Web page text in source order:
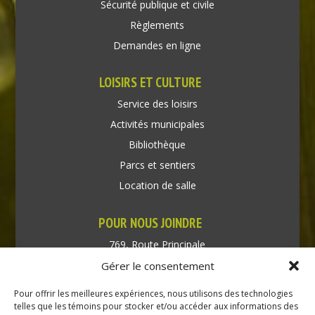
Gérer le consentement
Pour offrir les meilleures expériences, nous utilisons des technologies
telles que les témoins pour stocker et/ou accéder aux informations des
Sécurité publique et civile
Règlements
Demandes en ligne
LOISIRS ET CULTURE
Service des loisirs
Activités municipales
Bibliothèque
Parcs et sentiers
Location de salle
POUR NOUS JOINDRE
769, Route Principale
Très-Saint-Rédempteur
Téléphone : (450) 451-5203